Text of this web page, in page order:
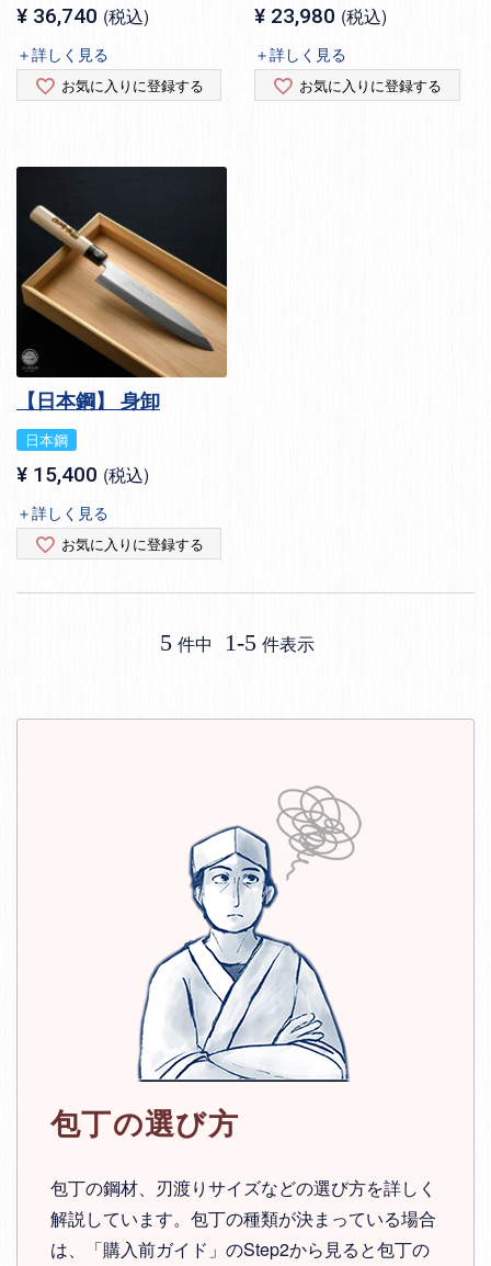
¥ 36,740 税込
＋詳しく見る
お気に入りに登録する
¥ 23,980 税込
＋詳しく見る
お気に入りに登録する
【日本鋼】 身卸
日本鋼
¥ 15,400 税込
＋詳しく見る
お気に入りに登録する
5 件中 1-5 件表示
包丁の選び方
包丁の鋼材、刃渡りサイズなどの選び方を詳しく
解説しています。包丁の種類が決まっている場合
は、「購入前ガイド」のStep2から見ると包丁の